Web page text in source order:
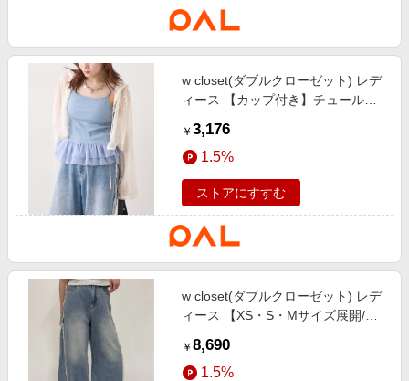
w closet(ダブルクローゼット) レデ
ィース 【カップ付き】チュールフ
￥ 3,176
1.5%
ストアにすすむ
w closet(ダブルクローゼット) レデ
ィース 【XS・S・Mサイズ展開/ロ
ーデニムパンツ サックスブルー
￥ 8,690
1.5%